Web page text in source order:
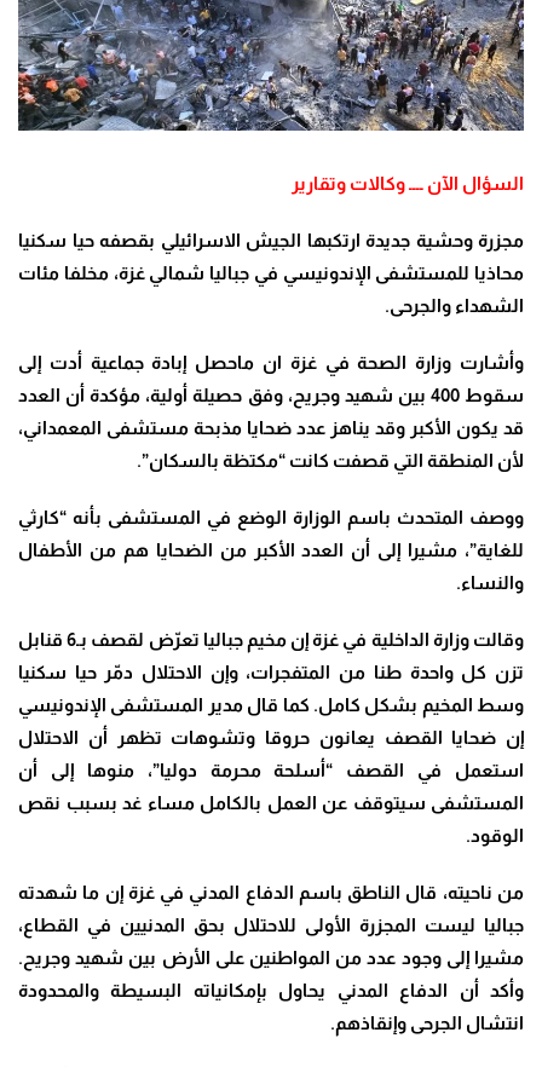
السؤال الآن ــــ وكالات وتقارير
مجزرة وحشية جديدة ارتكبها الجيش الاسرائيلي بقصفه حيا سكنيا
محاذيا للمستشفى الإندونيسي في جباليا شمالي غزة، مخلفا مئات
الشهداء والجرحى.
وأشارت وزارة الصحة في غزة ان ماحصل إبادة جماعية أدت إلى
سقوط 400 بين شهيد وجريح، وفق حصيلة أولية، مؤكدة أن العدد
قد يكون الأكبر وقد يناهز عدد ضحايا مذبحة مستشفى المعمداني،
لأن المنطقة التي قصفت كانت “مكتظة بالسكان”.
ووصف المتحدث باسم الوزارة الوضع في المستشفى بأنه “كارثي
للغاية”، مشيرا إلى أن العدد الأكبر من الضحايا هم من الأطفال
والنساء.
وقالت وزارة الداخلية في غزة إن مخيم جباليا تعرّض لقصف بـ6 قنابل
تزن كل واحدة طنا من المتفجرات، وإن الاحتلال دمّر حيا سكنيا
وسط المخيم بشكل كامل. كما قال مدير المستشفى الإندونيسي
إن ضحايا القصف يعانون حروقا وتشوهات تظهر أن الاحتلال
استعمل في القصف “أسلحة محرمة دوليا”، منوها إلى أن
المستشفى سيتوقف عن العمل بالكامل مساء غد بسبب نقص
الوقود.
من ناحيته، قال الناطق باسم الدفاع المدني في غزة إن ما شهدته
جباليا ليست المجزرة الأولى للاحتلال بحق المدنيين في القطاع،
مشيرا إلى وجود عدد من المواطنين على الأرض بين شهيد وجريح.
وأكد أن الدفاع المدني يحاول بإمكانياته البسيطة والمحدودة
انتشال الجرحى وإنقاذهم.